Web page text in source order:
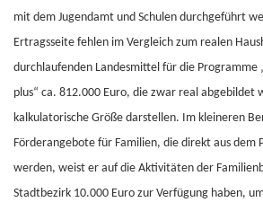
mit dem Jugendamt und Schulen durchgeführt
Ertragsseite fehlen im Vergleich zum realen
durchlaufenden Landesmittel für die Programme
plus“ ca. 812.000 Euro, die zwar real abgebildet
kalkulatorische Größe darstellen. Im kleineren
Förderangebote für Familien, die direkt aus dem
werden, weist er auf die Aktivitäten der
Stadtbezirk 10.000 Euro zur Verfügung haben,